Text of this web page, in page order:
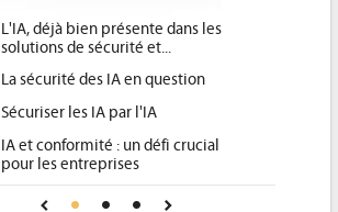
Qu'est-ce que la DEE (directive
d'efficacité énergétique) ?
DEE, une pression administrative
place pour répondre à...
Phocea DC dans les cordes pour la
DEE